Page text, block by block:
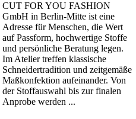
Online Shopping
CUT FOR YOU FASHION
GmbH in Berlin-Mitte ist eine
Adresse für Menschen, die Wert
auf Passform, hochwertige Stoffe
und persönliche Beratung legen.
Im Atelier treffen klassische
Schneidertradition und zeitgemäße
Maßkonfektion aufeinander. Von
der Stoffauswahl bis zur finalen
Anprobe werden ...